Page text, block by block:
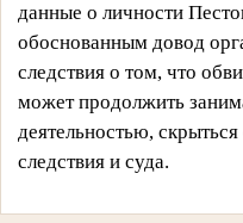
данные о личности
обоснованным довод
следствия о том, что
может продолжить
деятельностью,
следствия и суда.